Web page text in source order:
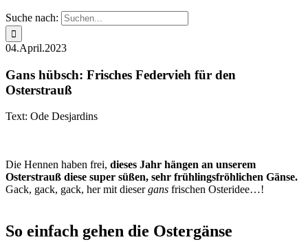
Suche nach:
04.April.2023
Gans hübsch: Frisches Federvieh für den
Osterstrauß
Text: Ode Desjardins
Die Hennen haben frei, dieses Jahr hängen an unserem
Osterstrauß diese super süßen, sehr frühlingsfröhlichen Gänse.
Gack, gack, gack, her mit diesergans frischen Osteridee…!
So einfach gehen die Ostergänse